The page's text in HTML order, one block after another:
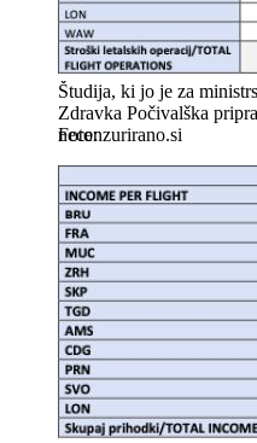
Študija, ki jo je za
Zdravka Počivalška
necenzurirano.si